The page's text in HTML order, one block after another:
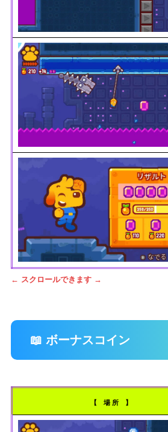
← スクロールできます →
📖 ボーナスコイン
【 場 所 】